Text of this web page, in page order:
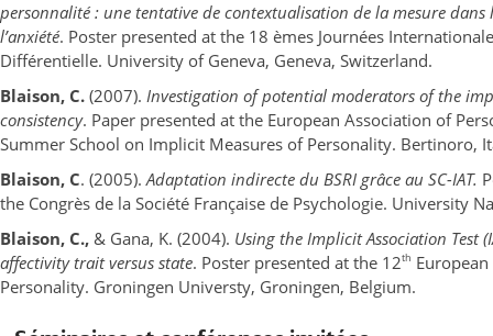
personnalité : une tentative de contextualisation de la mesure dans
l’anxiété. Poster presented at the 18 èmes Journées
Différentielle. University of Geneva, Geneva, Switzerland.
Blaison, C. (2007). Investigation of potential moderators of the
consistency. Paper presented at the European Association of
Summer School on Implicit Measures of Personality. Bertinoro,
Blaison, C. (2005).Adaptation indirecte du BSRI grâce au SC-IAT.
the Congrès de la Société Française de Psychologie. University
Blaison, C., & Gana, K. (2004). Using the Implicit Association Test
affectivity trait versus state. Poster presented at the 12th
Personality. Groningen Universty, Groningen, Belgium.